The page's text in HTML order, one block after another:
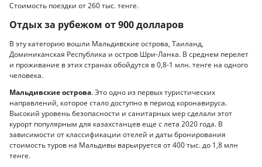
Стоимость поездки от 260 тыс. тенге.
Отдых за рубежом от 900 долларов
В эту категорию вошли Мальдивские острова, Таиланд,
Доминиканская Республика и остров Шри-Ланка. В среднем перелет
и проживание в этих странах обойдутся в 0,8-1 млн. тенге на одного
человека.
Мальдивские острова. Это одно из первых туристических
направлений, которое стало доступно в период коронавируса.
Высокий уровень безопасности и санитарных мер сделали этот
курорт популярным для казахстанцев еще с лета 2020 года. В
зависимости от классификации отелей и даты бронирования
стоимость туров на Мальдивы варьируется от 400 тыс. до 1,8 млн
тенге.